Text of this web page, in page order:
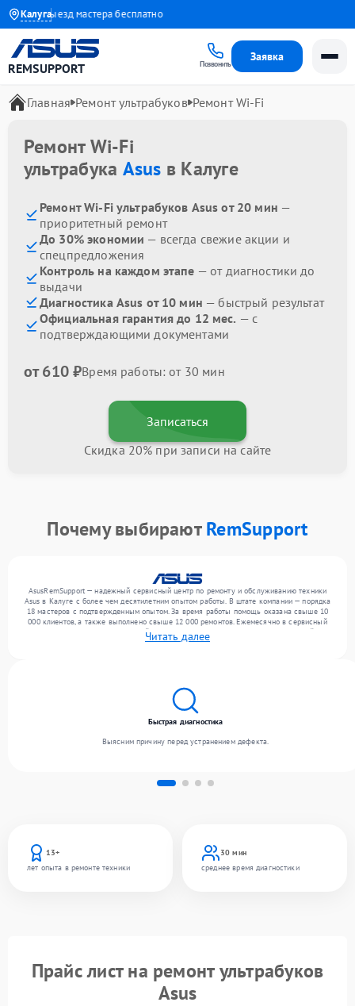
Калуга
Выезд мастера бесплатно
REMSUPPORT Позвонить
Заявка
Главная Ремонт ультрабуков Ремонт Wi-Fi
Ремонт Wi-Fi
ультрабука Asus в Калуге
Ремонт Wi-Fi ультрабуков Asus от 20 мин —
приоритетный ремонт
До 30% экономии — всегда свежие акции и
спецпредложения
Контроль на каждом этапе — от диагностики до
выдачи
Диагностика Asus от 10 мин — быстрый результат
Официальная гарантия до 12 мес. — с
подтверждающими документами
от 610 ₽Время работы: от 30 мин
Записаться
Скидка 20% при записи на сайте
Почему выбираютRemSupport
AsusRemSupport — надежный сервисный центр по ремонту и обслуживанию техники
Asus в Калуге с более чем десятилетним опытом работы. В штате компании — порядка
18 мастеров с подтвержденным опытом. За время работы помощь оказана свыше 10
000 клиентов, а также выполнено свыше 12 000 ремонтов. Ежемесячно в сервисный
центр поступает от 300 устройств, включая , , . Мы устраняем поломки любой
сложности и гарантируем высокое качество обслуживания благодаря отлаженным
Читать далее
13+
лет опыта в ремонте техники
30 мин
среднее время диагностики
Быстрая диагностика
Выясним причину перед устранением дефекта.
Прайс лист на ремонт ультрабуков
Asus